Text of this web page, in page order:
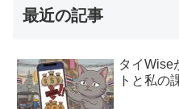
最近の記事
タイWise
トと私の